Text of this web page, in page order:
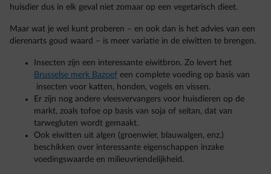
huisdier dus in elk geval niet zomaar op een vegetarisch dieet.
Maar wat je wel kunt proberen – en ook dan is het advies van een
dierenarts goud waard – is meer variatie in de eiwitten te brengen.
Insecten zijn een interessante eiwitbron. Zo levert het
Brusselse merk Bazoef een complete voeding op basis van
insecten voor katten, honden, vogels en vissen.
Er zijn nog andere vleesvervangers voor huisdieren op de
markt, zoals tofoe op basis van soja of seitan, dat van
tarwegluten wordt gemaakt.
Ook eiwitten uit algen (groenwier, blauwalgen, enz.)
beschikken over interessante eigenschappen inzake
voedingswaarde en milieuvriendelijkheid.